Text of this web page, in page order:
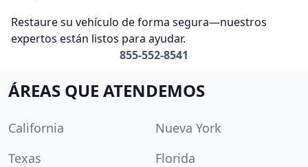
Restaure su vehículo de forma segura—nuestros
expertos están listos para ayudar.
855-552-8541
ÁREAS QUE ATENDEMOS
California
Nueva York
Texas
Florida